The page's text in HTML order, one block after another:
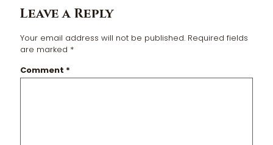
Leave a Reply
Your email address will not be published. Required fields
are marked *
Comment *